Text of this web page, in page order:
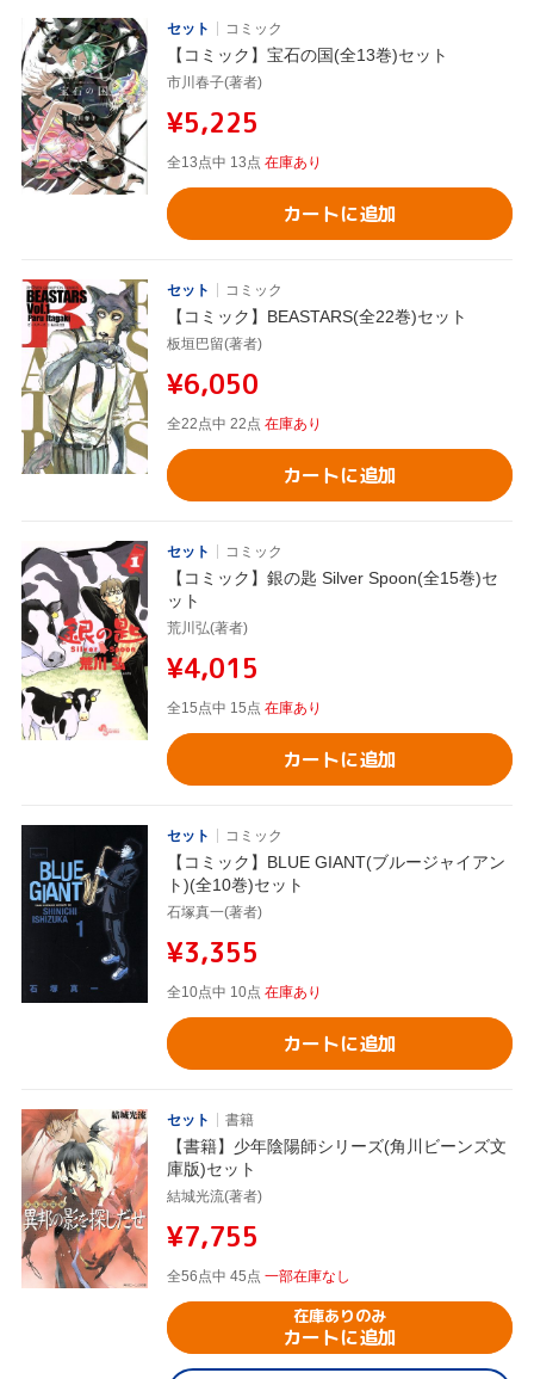
セット コミック
【コミック】宝石の国(全13巻)セット
市川春子(著者)
¥5,225
全13点中 13点 在庫あり
カートに追加
セット コミック
【コミック】BEASTARS(全22巻)セット
板垣巴留(著者)
¥6,050
全22点中 22点 在庫あり
カートに追加
セット コミック
【コミック】銀の匙 Silver Spoon(全15巻)セ
ット
荒川弘(著者)
¥4,015
全15点中 15点 在庫あり
カートに追加
セット コミック
【コミック】BLUE GIANT(ブルージャイアン
ト)(全10巻)セット
石塚真一(著者)
¥3,355
全10点中 10点 在庫あり
カートに追加
セット 書籍
【書籍】少年陰陽師シリーズ(角川ビーンズ文
庫版)セット
結城光流(著者)
¥7,755
全56点中 45点 一部在庫なし
在庫ありのみ
カートに追加